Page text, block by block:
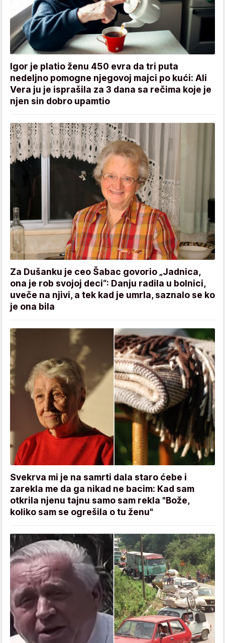
Igor je platio ženu 450 evra da tri puta
nedeljno pomogne njegovoj majci po kući: Ali
Vera ju je isprašila za 3 dana sa rečima koje je
njen sin dobro upamtio
Za Dušanku je ceo Šabac govorio „Jadnica,
ona je rob svojoj deci“: Danju radila u bolnici,
uveče na njivi, a tek kad je umrla, saznalo se ko
je ona bila
Svekrva mi je na samrti dala staro ćebe i
zarekla me da ga nikad ne bacim: Kad sam
otkrila njenu tajnu samo sam rekla "Bože,
koliko sam se ogrešila o tu ženu"